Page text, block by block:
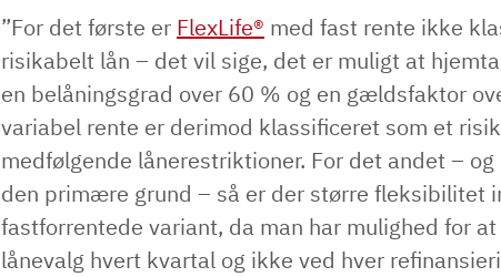
”For det første er FlexLife® med fast rente ikke
risikabelt lån – det vil sige, det er muligt at
en belåningsgrad over 60 % og en gældsfaktor
variabel rente er derimod klassificeret som et
medfølgende lånerestriktioner. For det andet –
den primære grund – så er der større fleksibilitet
fastforrentede variant, da man har mulighed for
lånevalg hvert kvartal og ikke ved hver